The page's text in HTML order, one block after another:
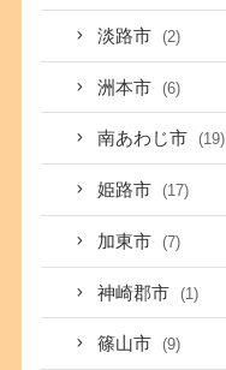
淡路市 (2)
洲本市 (6)
南あわじ市 (19)
姫路市 (17)
加東市 (7)
神崎郡市 (1)
篠山市 (9)